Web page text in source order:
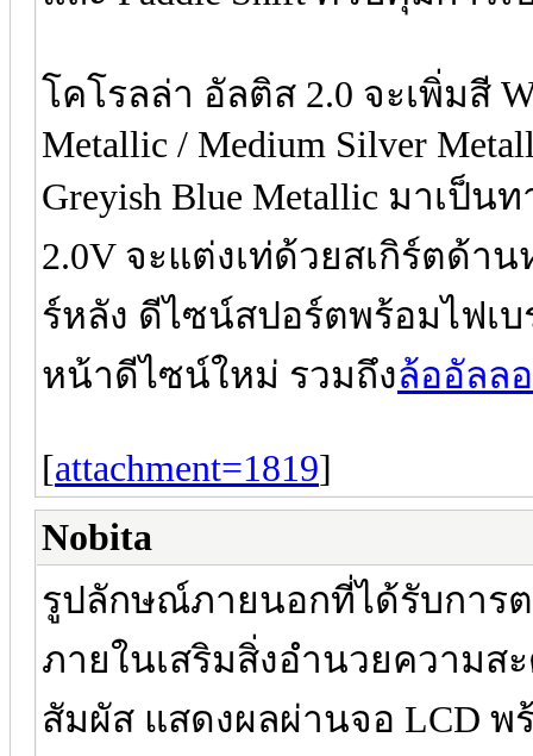
โคโรลล่า อัลติส 2.0 จะเพิ่มสี
Metallic / Medium Silver
Greyish Blue Metallic มาเป็น
2.0V จะแต่งเท่ด้วยสเกิร์ตด้า
ร์หลัง ดีไซน์สปอร์ตพร้อมไฟเ
หน้าดีไซน์ใหม่ รวมถึงล้ออัลล
[attachment=1819]
Nobita
รูปลักษณ์ภายนอกที่ได้รับการ
ภายในเสริมสิ่งอำนวยความส
สัมผัส แสดงผลผ่านจอ LCD